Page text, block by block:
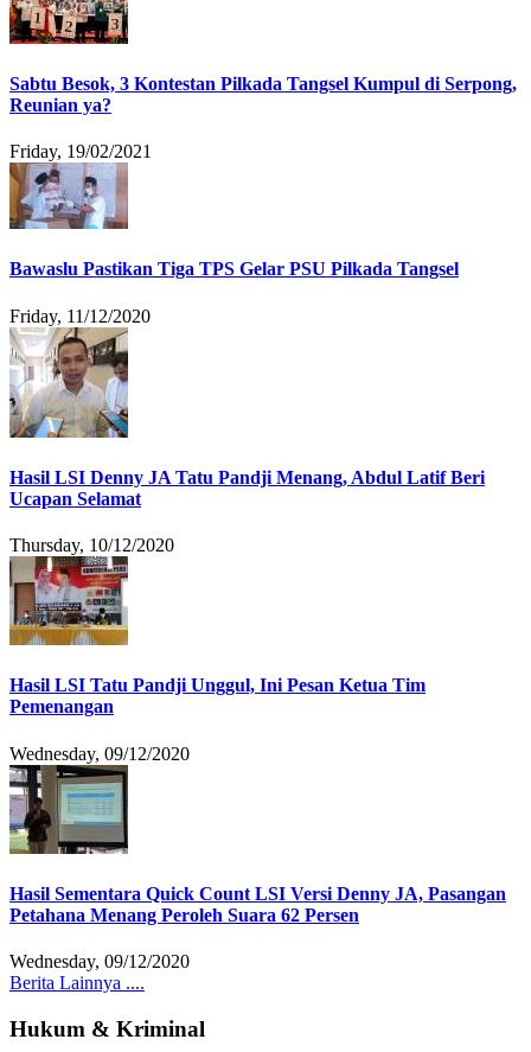
Sabtu Besok, 3 Kontestan Pilkada Tangsel Kumpul di Serpong,
Reunian ya?
Friday, 19/02/2021
Bawaslu Pastikan Tiga TPS Gelar PSU Pilkada Tangsel
Friday, 11/12/2020
Hasil LSI Denny JA Tatu Pandji Menang, Abdul Latif Beri
Ucapan Selamat
Thursday, 10/12/2020
Hasil LSI Tatu Pandji Unggul, Ini Pesan Ketua Tim
Pemenangan
Wednesday, 09/12/2020
Hasil Sementara Quick Count LSI Versi Denny JA, Pasangan
Petahana Menang Peroleh Suara 62 Persen
Wednesday, 09/12/2020
Berita Lainnya ....
Hukum & Kriminal